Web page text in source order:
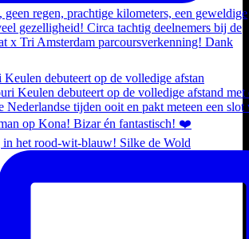
debuteert op de volledige afstan
in het rood-wit-blauw! Silke de Wold